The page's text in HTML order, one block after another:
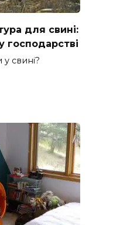
для свині:
господарстві
свині?